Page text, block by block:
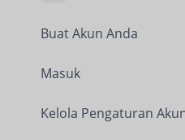
Buat Akun Anda
Masuk
Kelola Pengaturan